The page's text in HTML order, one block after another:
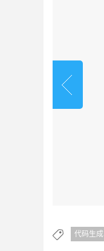
代码生成